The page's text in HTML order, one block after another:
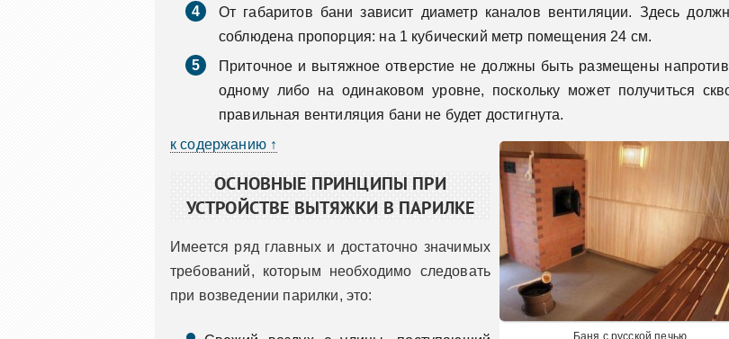
От габаритов бани зависит диаметр каналов вентиляции. Здесь
соблюдена пропорция: на 1 кубический метр помещения 24 см.
Приточное и вытяжное отверстие не должны быть размещены
одному либо на одинаковом уровне, поскольку может получиться
правильная вентиляция бани не будет достигнута.
Баня с русской печью
к содержанию ↑
ОСНОВНЫЕ ПРИНЦИПЫ ПРИ
УСТРОЙСТВЕ ВЫТЯЖКИ В ПАРИЛКЕ
Имеется ряд главных и достаточно значимых
требований, которым необходимо следовать
при возведении парилки, это: